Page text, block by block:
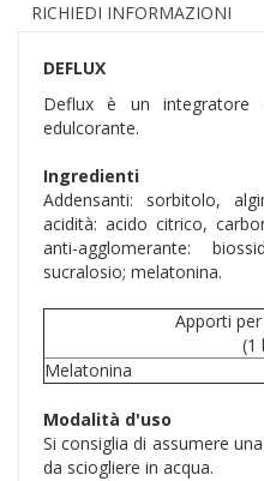
RICHIEDI INFORMAZIONI
DEFLUX
Deflux è un
edulcorante.
Ingredienti
Addensanti: sorbitolo,
acidità: acido citrico,
anti-agglomerante:
sucralosio; melatonina.
Apporti
(1
Melatonina
Modalità d'uso
Si consiglia di assumere
da sciogliere in acqua.